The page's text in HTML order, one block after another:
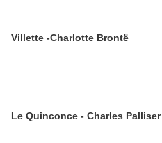
Villette -Charlotte Brontë
Le Quinconce - Charles Palliser